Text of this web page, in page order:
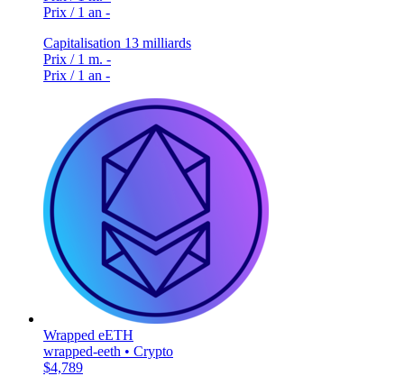
Prix / 1 an -
Capitalisation 13 milliards
Prix / 1 m. -
Prix / 1 an -
Wrapped eETH
wrapped-eeth • Crypto
$4,789